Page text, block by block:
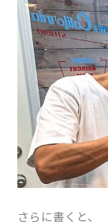
さらに書くと、